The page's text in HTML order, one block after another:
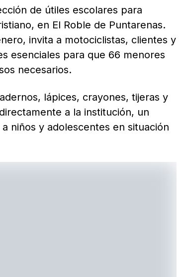
de útiles escolares para
en El Roble de Puntarenas.
invita a motociclistas, clientes y
esenciales para que 66 menores
necesarios.
lápices, crayones, tijeras y
a la institución, un
niños y adolescentes en situación